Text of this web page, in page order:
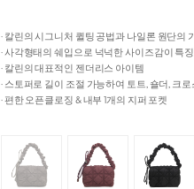
· 칼린의 시그니처 퀼팅 공법과 나일론 원단의
· 사각형태의 쉐입으로 넉넉한 사이즈감이 특징
· 칼린의 대표적인 젠더리스 아이템
· 스토퍼로 길이 조절 가능하여 토트, 숄더, 크
· 편한 오픈클로징 & 내부 1개의 지퍼 포켓